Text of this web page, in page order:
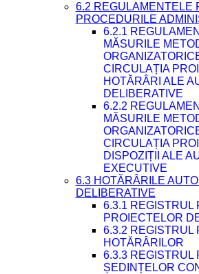
6.2 REGULAMENTELE
PROCEDURILE
6.2.1
MĂSURILE
CIRCULAȚIA
HOTĂRÂRI ALE
DELIBERATIVE
6.2.2
MĂSURILE
CIRCULAȚIA
DISPOZIȚII ALE
EXECUTIVE
6.3 HOTĂRÂRILE
DELIBERATIVE
6.3.1 REGISTRUL
PROIECTELOR
6.3.2 REGISTRUL
HOTĂRÂRILOR
6.3.3 REGISTRUL
ȘEDINȚELOR